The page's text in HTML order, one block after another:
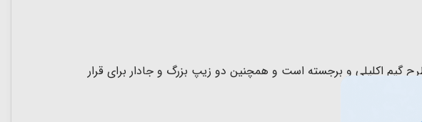
گیم اکلیلی و برجسته است و همچنین دو زیپ بزرگ و جادار برای قرار
ضد آب است.